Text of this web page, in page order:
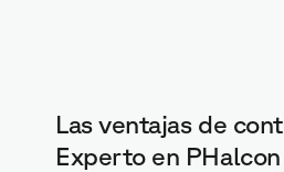
Las ventajas de
Experto en